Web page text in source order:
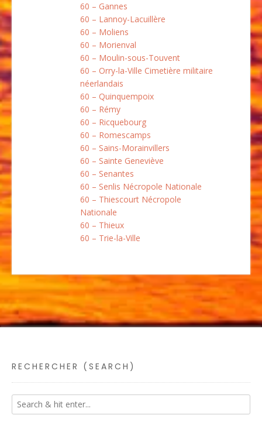
60 – Gannes
60 – Lannoy-Lacuillère
60 – Moliens
60 – Morienval
60 – Moulin-sous-Touvent
60 – Orry-la-Ville Cimetière militaire
néerlandais
60 – Quinquempoix
60 – Rémy
60 – Ricquebourg
60 – Romescamps
60 – Sains-Morainvillers
60 – Sainte Geneviève
60 – Senantes
60 – Senlis Nécropole Nationale
60 – Thiescourt Nécropole
Nationale
60 – Thieux
60 – Trie-la-Ville
RECHERCHER (SEARCH)